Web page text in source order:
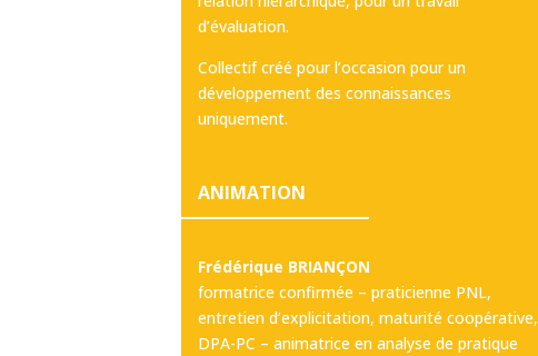
d’évaluation.
Collectif créé pour l’occasion pour un
développement des connaissances
uniquement.
ANIMATION
Frédérique BRIANÇON
formatrice confirmée – praticienne PNL,
entretien d’explicitation, maturité coopérative,
DPA-PC – animatrice en analyse de pratique